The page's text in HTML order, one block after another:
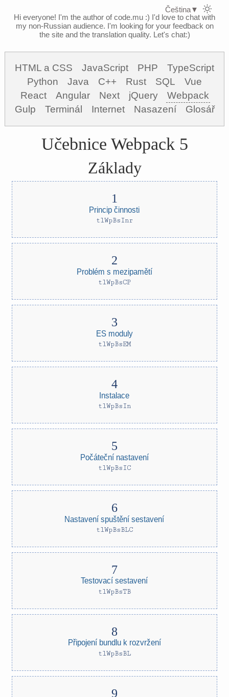
Hi everyone! I'm the author of code.mu :) I'd love to chat with
my non-Russian audience. I'm looking for your feedback on
the site and the translation quality. Let's chat:)
HTML a CSS JavaScript PHP
TypeScript
Python
Java C++ Rust SQL
Vue
React
Angular Next jQuery
Webpack
Gulp
Terminál Internet Nasazení Glosář
Učebnice Webpack 5
Základy
Princip činnosti
tlWpBsInr
Problém s mezipamětí
tlWpBsCP
ES moduly
tlWpBsEM
Instalace
tlWpBsIn
Počáteční nastavení
tlWpBsIC
Nastavení spuštění sestavení
tlWpBsBLC
Testovací sestavení
tlWpBsTB
Připojení bundlu k rozvržení
tlWpBsBL
Čeština▼